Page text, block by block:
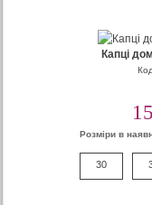
Капці
Розміри в
30